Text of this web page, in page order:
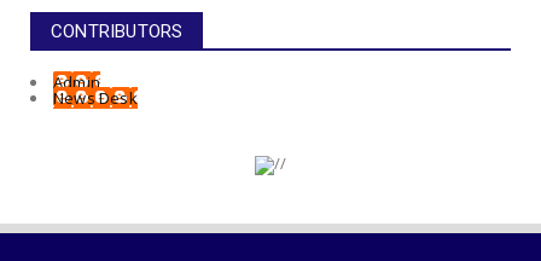
CONTRIBUTORS
Admin
News Desk